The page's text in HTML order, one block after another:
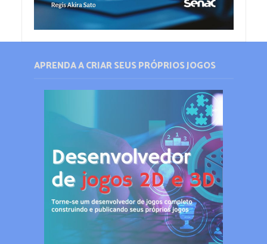
APRENDA A CRIAR SEUS PRÓPRIOS JOGOS